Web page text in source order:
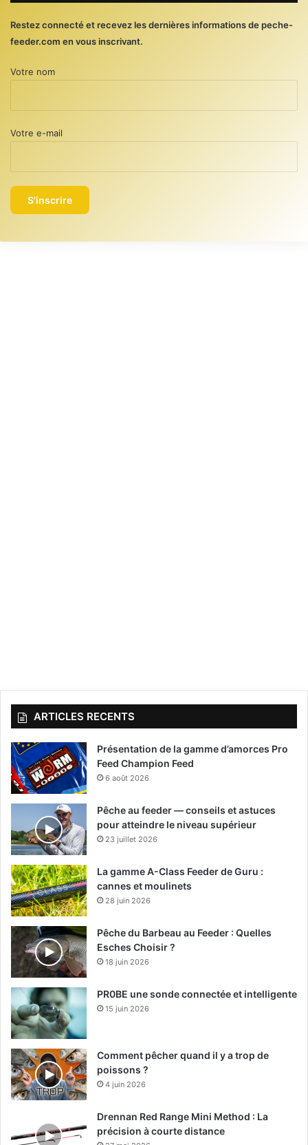
Restez connecté et recevez les dernières informations de peche-
feeder.com en vous inscrivant.
Votre nom
Votre e-mail
ARTICLES RECENTS
Présentation de la gamme d’amorces Pro
Feed Champion Feed
6 août 2026
Pêche au feeder — conseils et astuces
pour atteindre le niveau supérieur
23 juillet 2026
La gamme A-Class Feeder de Guru :
cannes et moulinets
28 juin 2026
Pêche du Barbeau au Feeder : Quelles
Esches Choisir ?
18 juin 2026
PR0BE une sonde connectée et intelligente
15 juin 2026
Comment pêcher quand il y a trop de
poissons ?
4 juin 2026
Drennan Red Range Mini Method : La
précision à courte distance